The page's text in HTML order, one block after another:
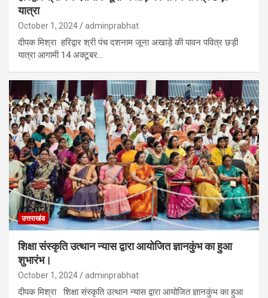
यात्रा
October 1, 2024 adminprabhat
दीपक मिश्रा हरिद्वार श्री पंच दशनाम जूना अखाड़े की पावन पवित्र छड़ी
यात्रा आगामी 14 अक्टूबर…
उत्तराखंड
शिक्षा संस्कृति उत्थान न्यास द्वारा आयोजित ज्ञानकुंभ का हुआ
शुभारंभ।
October 1, 2024 adminprabhat
दीपक मिश्रा शिक्षा संस्कृति उत्थान न्यास द्वारा आयोजित ज्ञानकुंभ का हुआ